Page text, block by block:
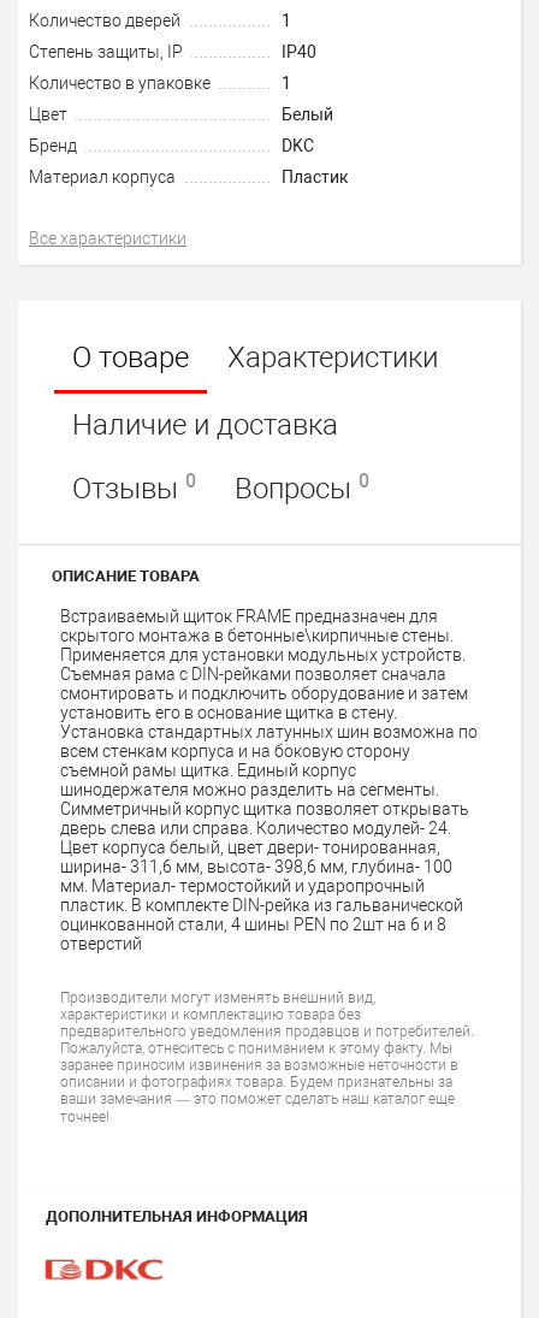
Количество дверей
1
Степень защиты, IP
IP40
Количество в упаковке
1
Цвет
Белый
Бренд
DKC
Материал корпуса
Пластик
Все характеристики
О товаре
Характеристики
Наличие и доставка
Отзывы 0 Вопросы 0
ОПИСАНИЕ ТОВАРА
Встраиваемый щиток FRAME предназначен для
скрытого монтажа в бетонные\кирпичные стены.
Применяется для установки модульных устройств.
Съемная рама с DIN-рейками позволяет сначала
смонтировать и подключить оборудование и затем
установить его в основание щитка в стену.
Установка стандартных латунных шин возможна по
всем стенкам корпуса и на боковую сторону
съемной рамы щитка. Единый корпус
шинодержателя можно разделить на сегменты.
Симметричный корпус щитка позволяет открывать
дверь слева или справа. Количество модулей- 24.
Цвет корпуса белый, цвет двери- тонированная,
ширина- 311,6 мм, высота- 398,6 мм, глубина- 100
мм. Материал- термостойкий и ударопрочный
пластик. В комплекте DIN-рейка из гальванической
оцинкованной стали, 4 шины PEN по 2шт на 6 и 8
отверстий
Производители могут изменять внешний вид,
характеристики и комплектацию товара без
предварительного уведомления продавцов и потребителей.
Пожалуйста, отнеситесь с пониманием к этому факту. Мы
заранее приносим извинения за возможные неточности в
описании и фотографиях товара. Будем признательны за
ваши замечания — это поможет сделать наш каталог еще
точнее!
ДОПОЛНИТЕЛЬНАЯ ИНФОРМАЦИЯ